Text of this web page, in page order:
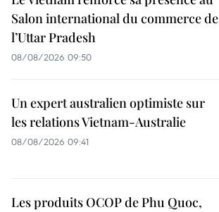
Salon international du commerce de
l’Uttar Pradesh
08/08/2026 09:50
Un expert australien optimiste sur
les relations Vietnam-Australie
08/08/2026 09:41
Les produits OCOP de Phu Quoc,